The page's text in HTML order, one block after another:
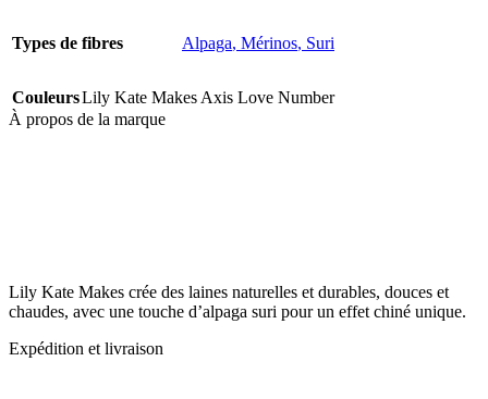
Types de fibres Alpaga, Mérinos, Suri
CouleursLily Kate Makes Axis Love Number
À propos de la marque
Lily Kate Makes crée des laines naturelles et durables, douces et
chaudes, avec une touche d’alpaga suri pour un effet chiné unique.
Expédition et livraison